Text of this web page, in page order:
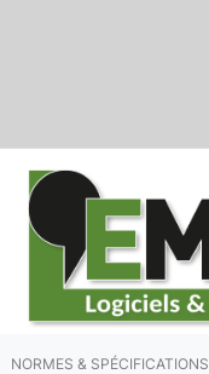
NORMES & SPÉCIFICATIONS